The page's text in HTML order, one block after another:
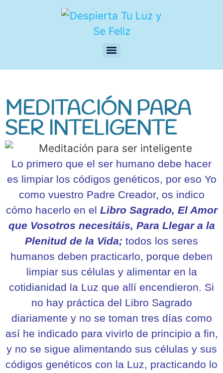
MEDITACIÓN PARA
SER INTELIGENTE
Lo primero que el ser humano debe hacer
es limpiar los códigos genéticos, por eso Yo
como vuestro Padre Creador, os indico
cómo hacerlo en el Libro Sagrado, El Amor
que Vosotros necesitáis, Para Llegar a la
Plenitud de la Vida; todos los seres
humanos deben practicarlo, porque deben
limpiar sus células y alimentar en la
cotidianidad la Luz que allí encendieron. Si
no hay práctica del Libro Sagrado
diariamente y no se toman tres días como
así he indicado para vivirlo de principio a fin,
y no se sigue alimentando sus células y sus
códigos genéticos con la Luz, practicando lo